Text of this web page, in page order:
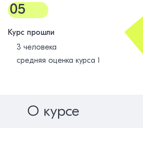
05
Курс прошли
3 человека
средняя оценка курса 1
О курсе